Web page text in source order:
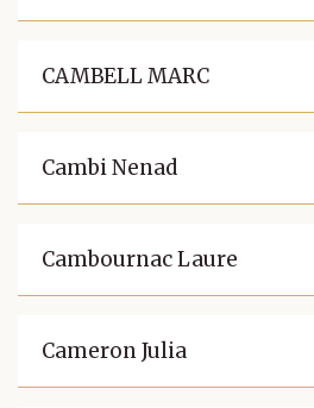
CAMBELL MARC
Cambi Nenad
Cambournac Laure
Cameron Julia